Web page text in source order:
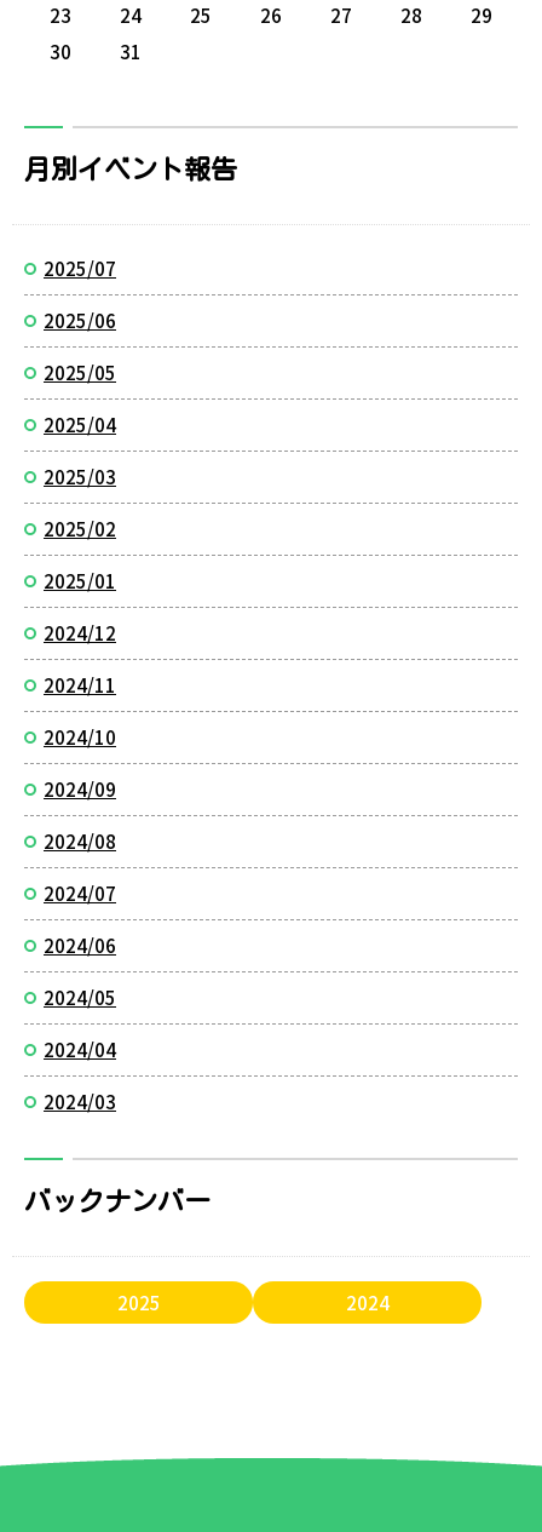
23
24 25 26 27 28
29
30
31
月別イベント報告
2025/07
2025/06
2025/05
2025/04
2025/03
2025/02
2025/01
2024/12
2024/11
2024/10
2024/09
2024/08
2024/07
2024/06
2024/05
2024/04
2024/03
バックナンバー
2025 2024